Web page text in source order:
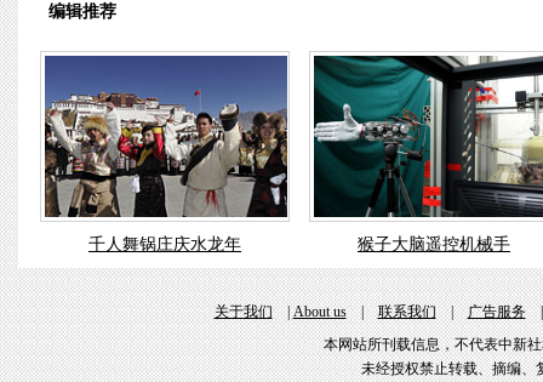
编辑推荐
千人舞锅庄庆水龙年 猴子大脑遥控机械手
关于我们|About us|联系我们|广告服务
本网站所刊载信息，不代表中新
未经授权禁止转载、摘编、